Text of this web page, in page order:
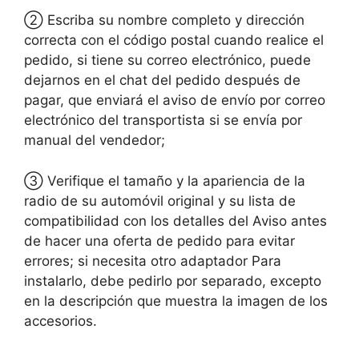
② Escriba su nombre completo y dirección
correcta con el código postal cuando realice el
pedido, si tiene su correo electrónico, puede
dejarnos en el chat del pedido después de
pagar, que enviará el aviso de envío por correo
electrónico del transportista si se envía por
manual del vendedor;
③ Verifique el tamaño y la apariencia de la
radio de su automóvil original y su lista de
compatibilidad con los detalles del Aviso antes
de hacer una oferta de pedido para evitar
errores; si necesita otro adaptador Para
instalarlo, debe pedirlo por separado, excepto
en la descripción que muestra la imagen de los
accesorios.